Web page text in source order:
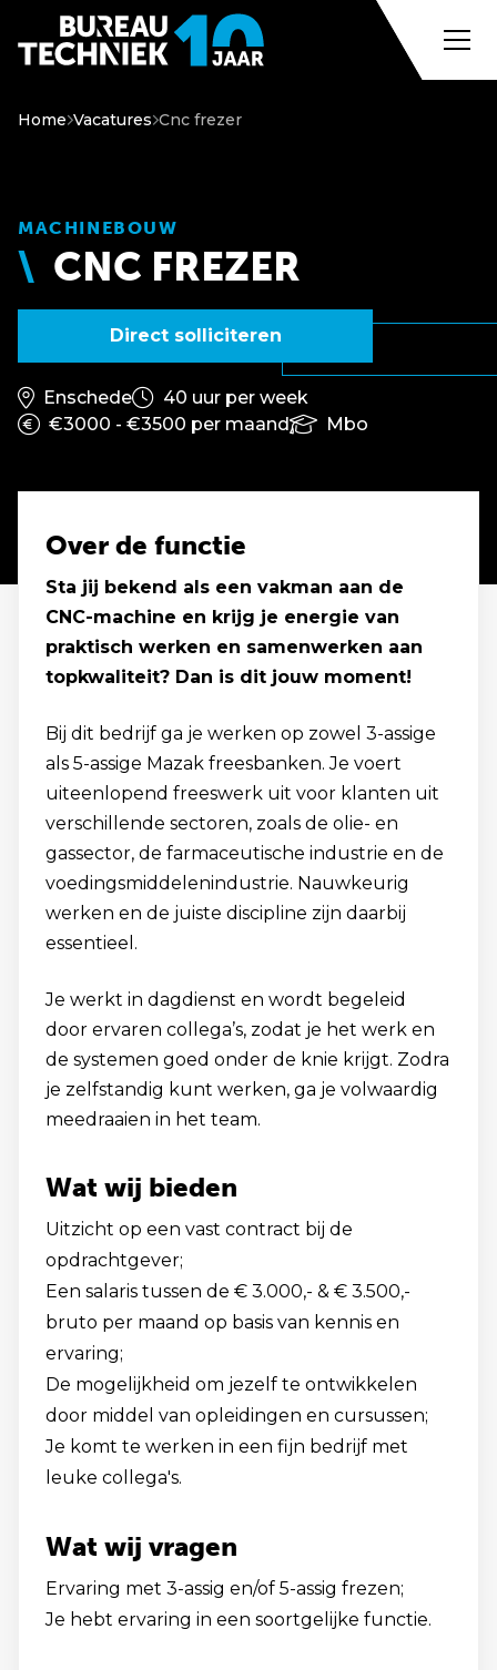
Home Vacatures Cnc frezer
MACHINEBOUW
CNC FREZER
Direct solliciteren
Enschede
40 uur per week
€3000 - €3500 per maand
Mbo
Over de functie
Sta jij bekend als een vakman aan de
CNC-machine en krijg je energie van
praktisch werken en samenwerken aan
topkwaliteit? Dan is dit jouw moment!
Bij dit bedrijf ga je werken op zowel 3-assige
als 5-assige Mazak freesbanken. Je voert
uiteenlopend freeswerk uit voor klanten uit
verschillende sectoren, zoals de olie- en
gassector, de farmaceutische industrie en de
voedingsmiddelenindustrie. Nauwkeurig
werken en de juiste discipline zijn daarbij
essentieel.
Je werkt in dagdienst en wordt begeleid
door ervaren collega’s, zodat je het werk en
de systemen goed onder de knie krijgt. Zodra
je zelfstandig kunt werken, ga je volwaardig
meedraaien in het team.
Wat wij bieden
Uitzicht op een vast contract bij de
opdrachtgever;
Een salaris tussen de € 3.000,- & € 3.500,-
bruto per maand op basis van kennis en
ervaring;
De mogelijkheid om jezelf te ontwikkelen
door middel van opleidingen en cursussen;
Je komt te werken in een fijn bedrijf met
leuke collega's.
Wat wij vragen
Ervaring met 3-assig en/of 5-assig frezen;
Je hebt ervaring in een soortgelijke functie.